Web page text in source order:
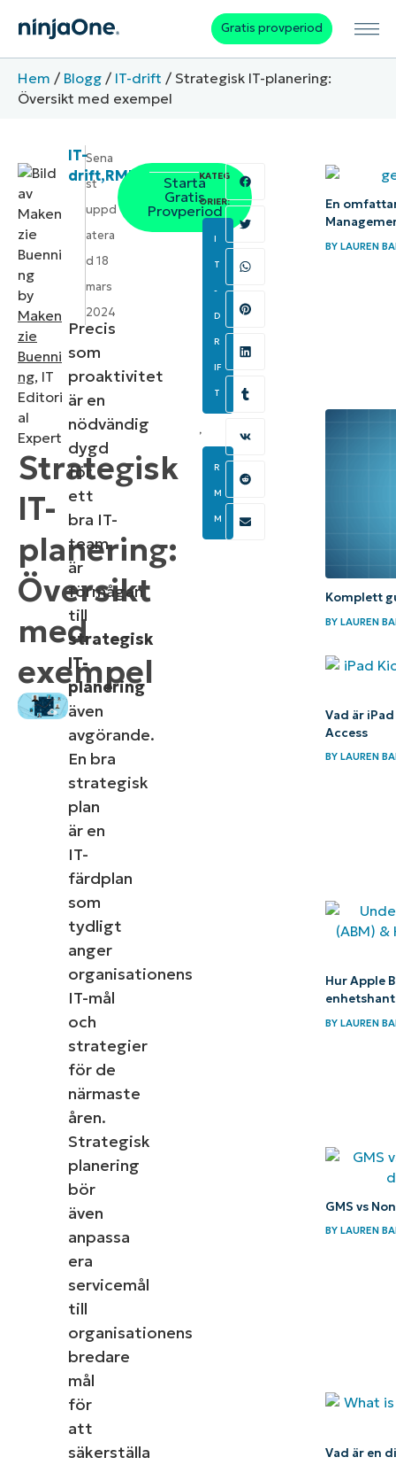
Gratis provperiod
Hem / Blogg / IT-drift / Strategisk IT-planering:
Översikt med exempel
Strategisk
IT-
planering:
Översikt
med
exempel
by
Maken
zie
Buenni
ng, IT
Editori
al
Expert
IT-
drift,RMM
Sena
st
uppd
atera
d 18
mars
2024
Precis
som
proaktivitet
är en
nödvändig
dygd
för
ett
bra IT-
team,
är
förmågan
till
strategisk
IT-
planering
även
avgörande.
En bra
strategisk
plan
är en
IT-
färdplan
som
tydligt
anger
organisationens
IT-mål
och
strategier
för de
närmaste
åren.
Strategisk
planering
bör
även
anpassa
era
servicemål
till
organisationens
bredare
mål
för
att
säkerställa
Starta
Gratis
Provperiod
KATEG
ORIER:
I
T
-
D
R
IF
T
,
R
M
M
En
BYLAUREN
Komplett
BYLAUREN
Vad är
Access
BYLAUREN
Hur Apple
BYLAUREN
GMS vs
BYLAUREN
Vad är en